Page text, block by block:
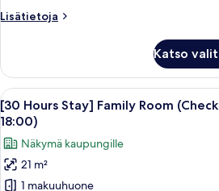
in
Check-
out
18:00)
kuvat
Lisätietoja
Lisätietoja
Stay]
Standard
Twin
Room
(Check-
in
12:00
~
Katso
Avaa
kaikki
huonetyypin
[30
Hours
6
[30 Hours Stay] Family Room
18:00)
Näkymä kaupungille
21 m²
1 makuuhuone